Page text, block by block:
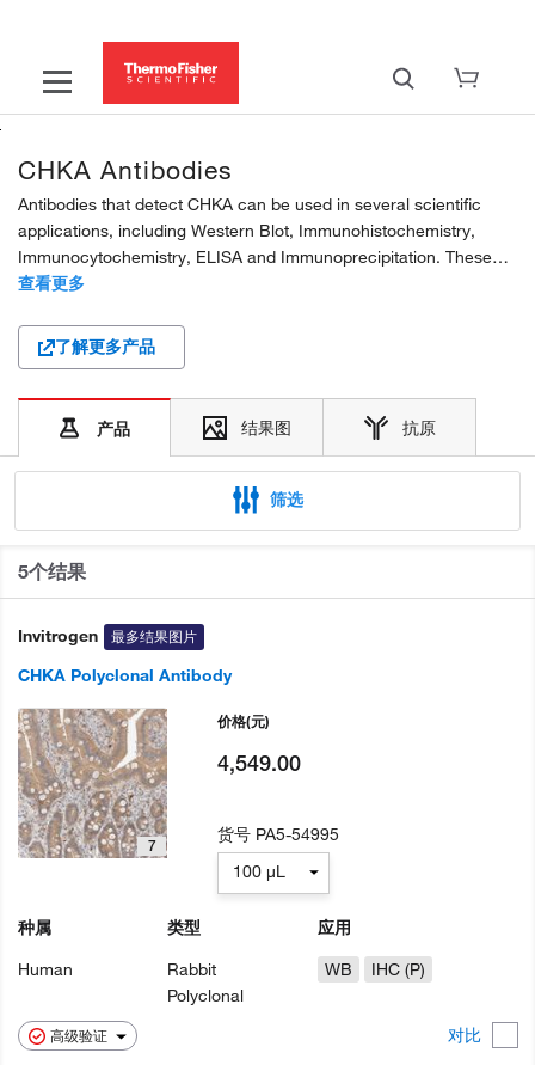
CHKA Antibodies
Antibodies that detect CHKA can be used in several scientific
applications, including Western Blot, Immunohistochemistry,
Immunocytochemistry, ELISA and Immunoprecipitation. These
antibodies target CHKA in Human, Mouse and Rat samples. Our
查看更多
了解更多产品
产品 结果图 抗原
筛选
5个结果
Invitrogen 最多结果图片
CHKA Polyclonal Antibody
高级验证 对比
7
种属
Human
类型
Rabbit
Polyclonal
应用
WB
IHC (P)
价格(元)
4,549.00
货号 PA5-54995
100 µL